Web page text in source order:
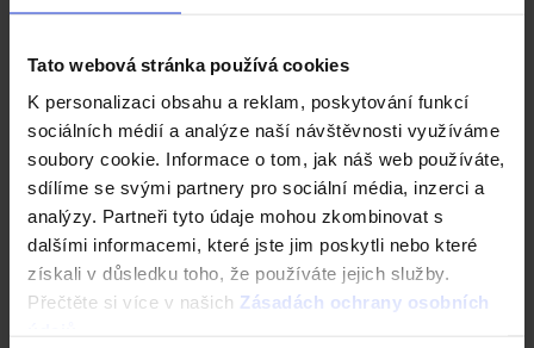
Tato webová stránka používá cookies
K personalizaci obsahu a reklam, poskytování funkcí
sociálních médií a analýze naší návštěvnosti využíváme
soubory cookie. Informace o tom, jak náš web používáte,
sdílíme se svými partnery pro sociální média, inzerci a
analýzy. Partneři tyto údaje mohou zkombinovat s
dalšími informacemi, které jste jim poskytli nebo které
získali v důsledku toho, že používáte jejich služby.
Přečtěte si více v našich Zásadách ochrany osobních
Registrace záruky All Inclusive
CAD Detaily střecha